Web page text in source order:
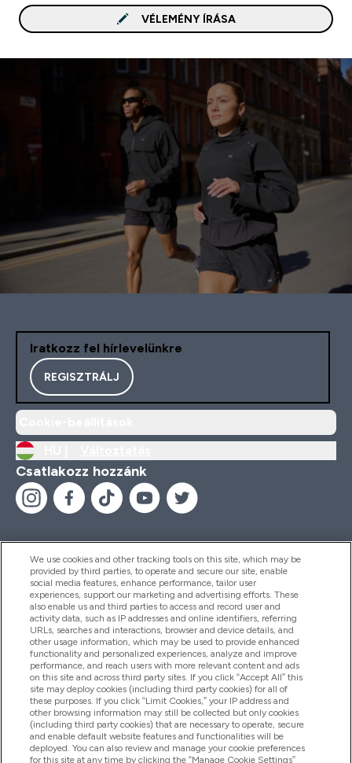
VÉLEMÉNY ÍRÁSA
Iratkozz fel hírlevelünkre
REGISZTRÁLJ
Csatlakozz hozzánk
Segítség És Információ
Termékek
Céginformáció
Hűség És Jutalmak
We use cookies and other tracking tools on this site, which may be
provided by third parties, to operate and secure our site, enable
social media features, enhance performance, tailor user
experiences, support our marketing and advertising efforts. These
also enable us and third parties to access and record user and
activity data, such as IP addresses and online identifiers, referring
URLs, searches and interactions, browser and device details, and
other usage information, which may be used to provide enhanced
functionality and personalized experiences, analyze and improve
performance, and reach users with more relevant content and ads
on this site and across third party sites. If you click “Accept All” this
site may deploy cookies (including third party cookies) for all of
these purposes. If you click “Limit Cookies,” your IP address and
other browsing information may still be collected but only cookies
(including third party cookies) that are necessary to operate, secure
and enable default website features and functionalities will be
deployed. You can also review and manage your cookie preferences
for this site at any time by clicking the “Manage Cookie Settings”